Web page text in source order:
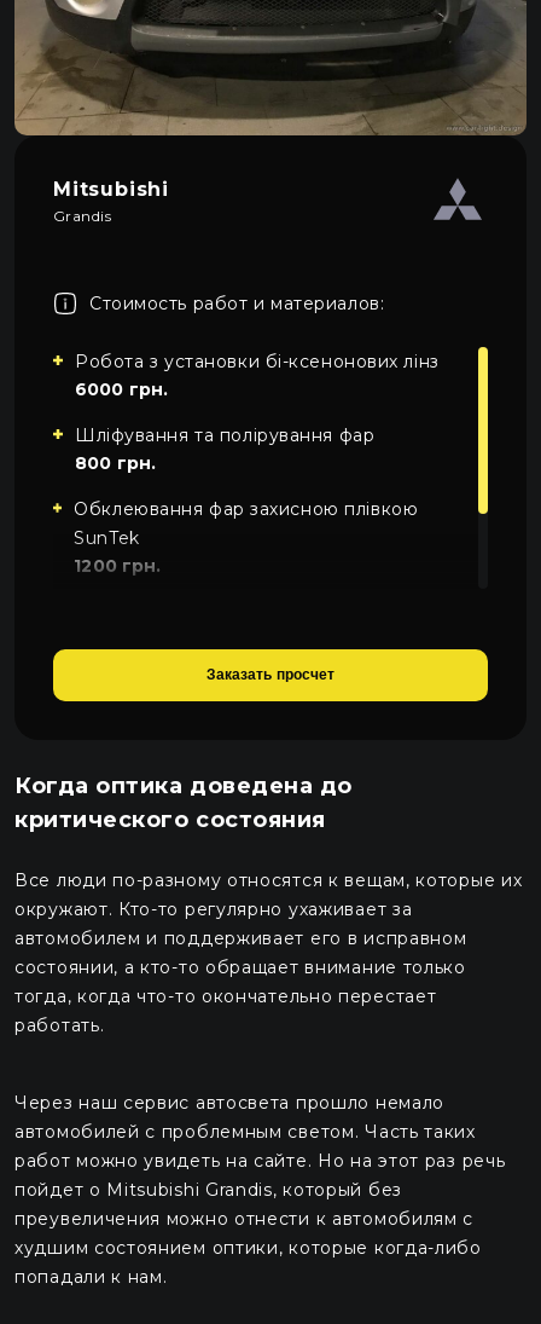
Про автосвет
Все категории
Контакты
Mitsubishi
Grandis
Стоимость работ и материалов:
Робота з установки бі-ксенонових лінз
6000 грн.
Шліфування та полірування фар
800 грн.
Обклеювання фар захисною плівкою
SunTek
1200 грн.
Заказать просчет
Когда оптика доведена до
критического состояния
Все люди по-разному относятся к вещам, которые их
окружают. Кто-то регулярно ухаживает за
автомобилем и поддерживает его в исправном
состоянии, а кто-то обращает внимание только
тогда, когда что-то окончательно перестает
работать.
Через наш сервис автосвета прошло немало
автомобилей с проблемным светом. Часть таких
работ можно увидеть на сайте. Но на этот раз речь
пойдет о Mitsubishi Grandis, который без
преувеличения можно отнести к автомобилям с
худшим состоянием оптики, которые когда-либо
попадали к нам.